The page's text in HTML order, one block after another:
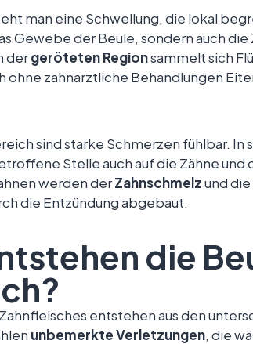
man eine Schwellung, die lokal
Gewebe der Beule, sondern auch
dergeröteten Regionsammelt sich
ohne zahnarztliche Behandlungen
sind starke Schmerzen fühlbar. In
Stelle auch auf die Zähne
werden derZahnschmelzund die
die Entzündung abgebaut.
die
entstehen aus den
unbemerkte Verletzungen, die